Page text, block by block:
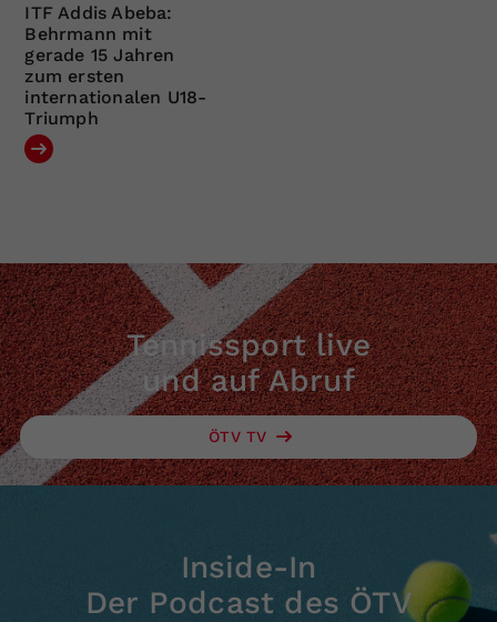
ITF Addis Abeba:
Behrmann mit
gerade 15 Jahren
zum ersten
internationalen U18-
Triumph
Tennissport live
und auf Abruf
ÖTV TV
Inside-In
Der Podcast des ÖTV